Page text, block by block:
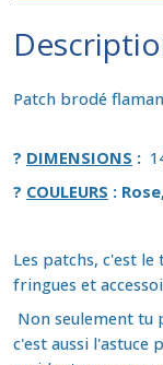
Patch brodé
? DIMENSIONS :
? COULEURS :
Les patchs, c'est
fringues et
Non seulement tu
c'est aussi l'astuce